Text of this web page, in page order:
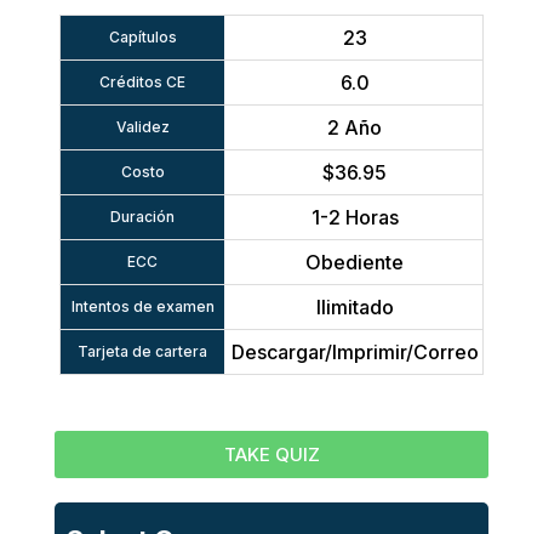
Capítulos 23
Créditos CE 6.0
Validez 2 Año
Costo $36.95
Duración 1-2 Horas
ECC Obediente
Intentos de examen Ilimitado
Tarjeta de cartera Descargar/Imprimir/Correo
TAKE QUIZ